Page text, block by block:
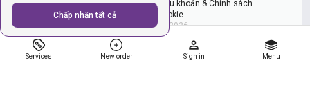
Chấp nhận tất cả
Services New order Sign in Menu
Chính sách quyền riêng tưĐiều khoản & Chính sách
Quản lý cookie
Copyright © 2026